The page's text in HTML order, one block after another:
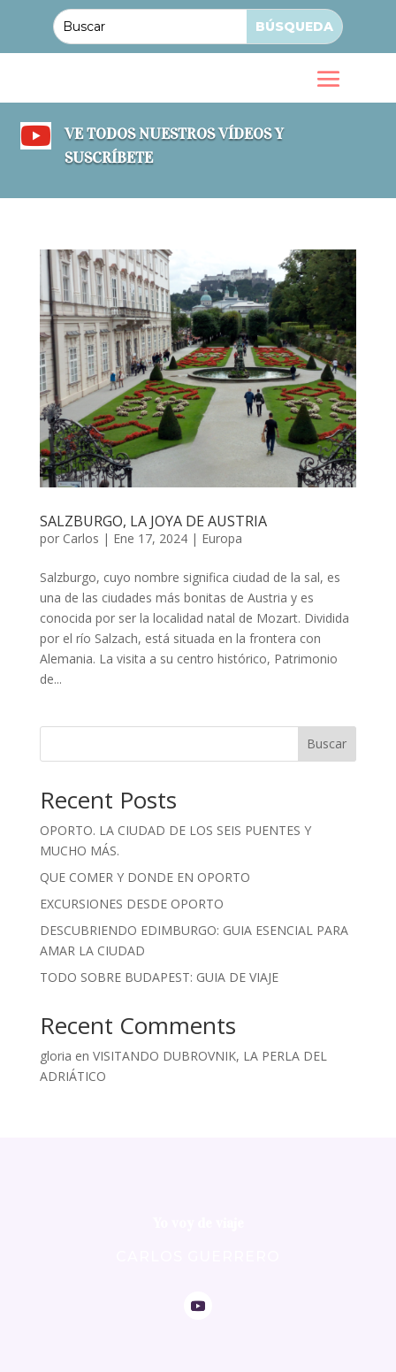

VE TODOS NUESTROS VÍDEOS Y
SUSCRÍBETE
SALZBURGO, LA JOYA DE AUSTRIA
por Carlos | Ene 17, 2024| Europa
Salzburgo, cuyo nombre significa ciudad de la sal, es
una de las ciudades más bonitas de Austria y es
conocida por ser la localidad natal de Mozart. Dividida
por el río Salzach, está situada en la frontera con
Alemania. La visita a su centro histórico, Patrimonio
de...
Buscar
Recent Posts
OPORTO. LA CIUDAD DE LOS SEIS PUENTES Y
MUCHO MÁS.
QUE COMER Y DONDE EN OPORTO
EXCURSIONES DESDE OPORTO
DESCUBRIENDO EDIMBURGO: GUIA ESENCIAL PARA
AMAR LA CIUDAD
TODO SOBRE BUDAPEST: GUIA DE VIAJE
Recent Comments
gloria en VISITANDO DUBROVNIK, LA PERLA DEL
ADRIÁTICO